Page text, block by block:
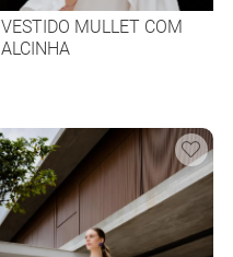
VESTIDO MULLET COM
ALCINHA